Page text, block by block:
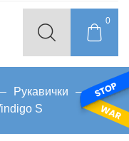
0
Рукавички
S